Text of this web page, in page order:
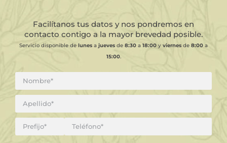
Facilítanos tus datos y nos pondremos en
contacto contigo a la mayor brevedad posible.
Servicio disponible de lunes a jueves de 8:30 a 18:00 y viernes de 8:00 a
15:00.